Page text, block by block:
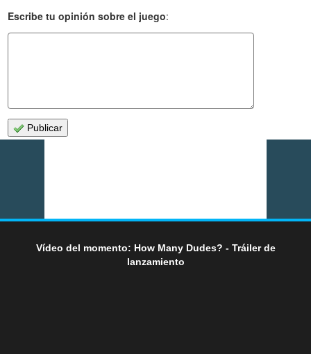
Escribe tu opinión sobre el juego:
Publicar
Vídeo del momento: How Many Dudes? - Tráiler de
lanzamiento